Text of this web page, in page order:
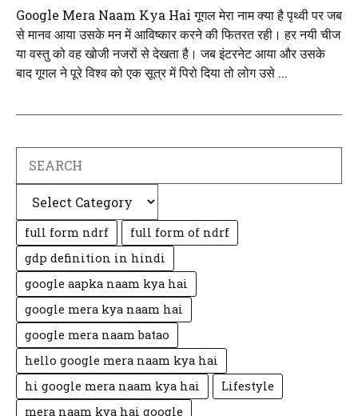
Google Mera Naam Kya Hai गूगल मेरा नाम क्या है पृथ्वी पर जब
से मानव आया उसके मन में आविष्कार करने की फितरत रही। हर नयी चीज
या वस्तु को वह खोजी नजरों से देखता है। जब इंटरनेट आया और उसके
बाद गूगल ने पूरे विश्व को एक सूत्र में पिरो दिया तो लोग उसे ...
full form ndrf
full form of ndrf
gdp definition in hindi
google aapka naam kya hai
google mera kya naam hai
google mera naam batao
hello google mera naam kya hai
hi google mera naam kya hai
Lifestyle
mera naam kya hai google